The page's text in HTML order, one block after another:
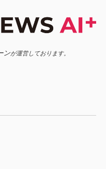
ンが運営しております。